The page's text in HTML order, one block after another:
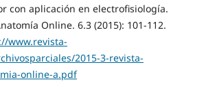
con aplicación en electrofisiología.
Online. 6.3 (2015): 101-112.
www.revista-
2015-3-revista-
online-a.pdf